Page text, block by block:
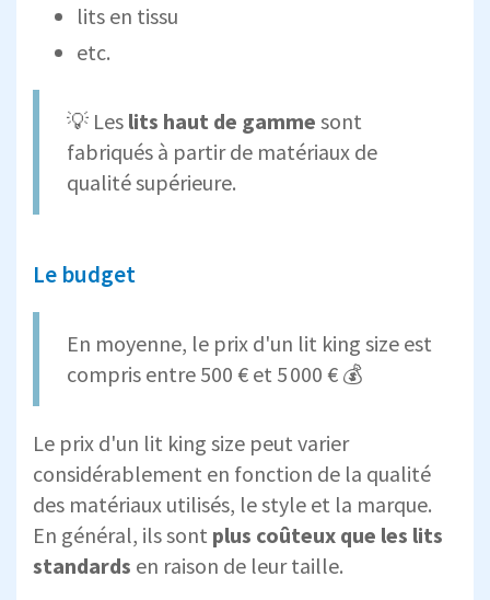
lits en tissu
etc.
💡 Les lits haut de gamme sont
fabriqués à partir de matériaux de
qualité supérieure.
Le budget
En moyenne, le prix d'un lit king size est
compris entre 500 € et 5 000 € 💰
Le prix d'un lit king size peut varier
considérablement en fonction de la qualité
des matériaux utilisés, le style et la marque.
En général, ils sont plus coûteux que les lits
standards en raison de leur taille.